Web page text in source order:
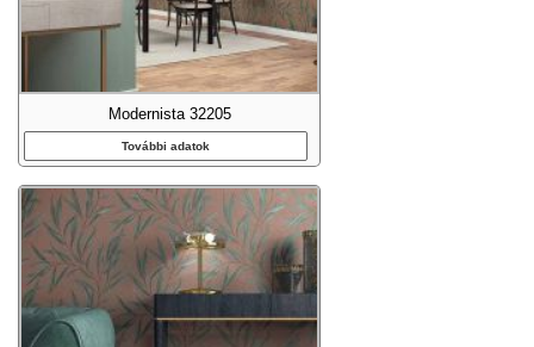
Modernista 32205
További adatok